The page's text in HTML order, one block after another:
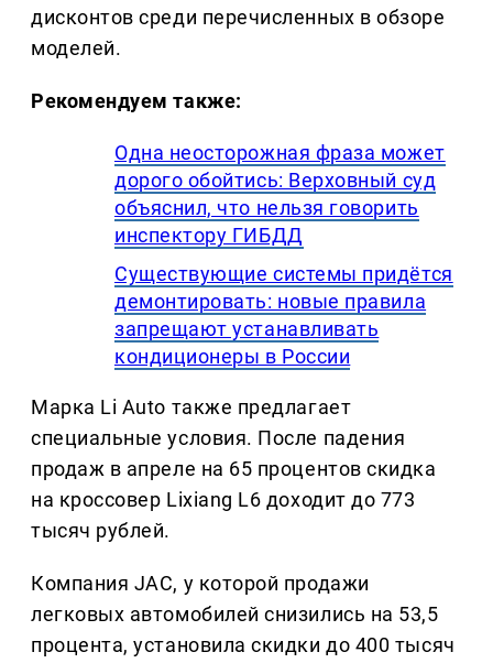
дисконтов среди перечисленных в обзоре
моделей.
Рекомендуем также:
Одна неосторожная фраза может
дорого обойтись: Верховный суд
объяснил, что нельзя говорить
инспектору ГИБДД
Существующие системы придётся
демонтировать: новые правила
запрещают устанавливать
кондиционеры в России
Марка Li Auto также предлагает
специальные условия. После падения
продаж в апреле на 65 процентов скидка
на кроссовер Lixiang L6 доходит до 773
тысяч рублей.
Компания JAC, у которой продажи
легковых автомобилей снизились на 53,5
процента, установила скидки до 400 тысяч